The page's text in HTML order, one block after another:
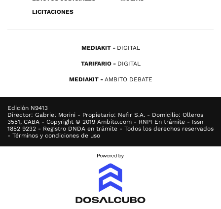
LICITACIONES
MEDIAKIT DIGITAL
TARIFARIO DIGITAL
MEDIAKIT AMBITO DEBATE
Edición N9413
Director: Gabriel Morini - Propietario: Nefir S.A. - Domicilio: Olleros
3551, CABA - Copyright © 2019 Ambito.com - RNPI En trámite - Issn
1852 9232 - Registro DNDA en trámite - Todos los derechos reservados
- Términos y condiciones de uso